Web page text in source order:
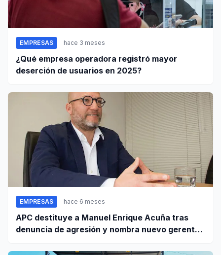
EMPRESAS hace 3 meses
¿Qué empresa operadora registró mayor
deserción de usuarios en 2025?
EMPRESAS hace 6 meses
APC destituye a Manuel Enrique Acuña tras
denuncia de agresión y nombra nuevo gerente